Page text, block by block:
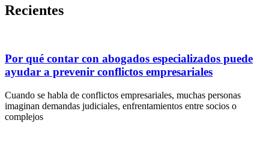
Recientes
Por qué contar con abogados especializados puede
ayudar a prevenir conflictos empresariales
Cuando se habla de conflictos empresariales, muchas personas
imaginan demandas judiciales, enfrentamientos entre socios o
complejos